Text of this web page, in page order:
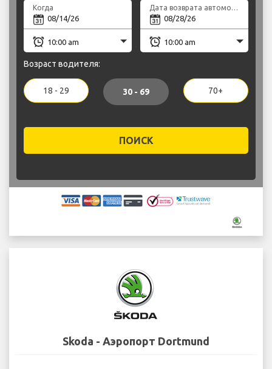
Когда Дата возврата автомобиля
Возраст водителя:
18 - 29 30 - 69 70+
ПОИСК
Skoda - Аэропорт Dortmund